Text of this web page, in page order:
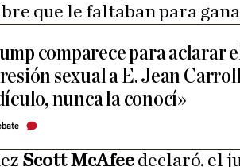
que le faltaban para
comparece para aclarar
sexual a E. Jean
nunca la conocí»
Scott McAfee declaró, el